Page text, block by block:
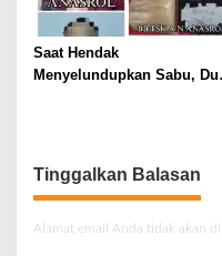
Saat Hendak
Menyelundupkan Sabu,
Tinggalkan Balasan
Alamat email Anda tidak akan